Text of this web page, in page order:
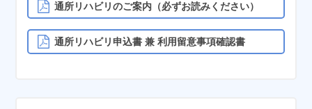
通所リハビリのご案内（必ずお読みください）
通所リハビリ申込書 兼 利用留意事項確認書